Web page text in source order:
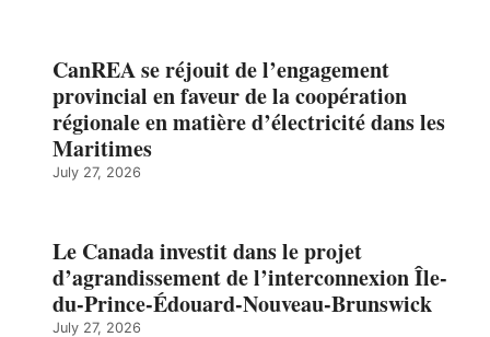
CanREA se réjouit de l’engagement
provincial en faveur de la coopération
régionale en matière d’électricité dans les
Maritimes
July 27, 2026
Le Canada investit dans le projet
d’agrandissement de l’interconnexion Île-
du-Prince-Édouard-Nouveau-Brunswick
July 27, 2026